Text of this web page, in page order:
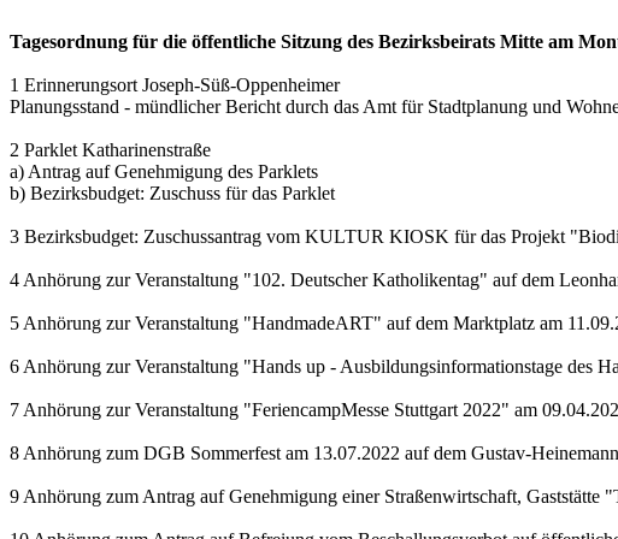
Tagesordnung für die öffentliche Sitzung des Bezirksbeirats Mitte am
1 Erinnerungsort Joseph-Süß-Oppenheimer
Planungsstand - mündlicher Bericht durch das Amt für Stadtplanung und
2 Parklet Katharinenstraße
a) Antrag auf Genehmigung des Parklets
b) Bezirksbudget: Zuschuss für das Parklet
3 Bezirksbudget: Zuschussantrag vom KULTUR KIOSK für das Projekt
4 Anhörung zur Veranstaltung "102. Deutscher Katholikentag" auf dem
5 Anhörung zur Veranstaltung "HandmadeART" auf dem Marktplatz am
6 Anhörung zur Veranstaltung "Hands up - Ausbildungsinformationstage des
7 Anhörung zur Veranstaltung "FeriencampMesse Stuttgart 2022" am
8 Anhörung zum DGB Sommerfest am 13.07.2022 auf dem Gustav-
9 Anhörung zum Antrag auf Genehmigung einer Straßenwirtschaft,